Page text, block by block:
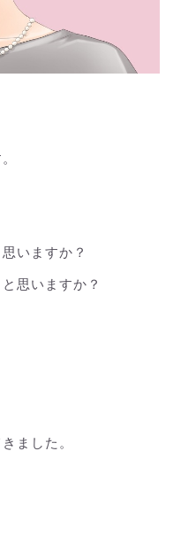
いますか？
思いますか？
ました。